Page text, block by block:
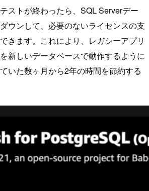
ストが終わったら、SQL Serverデー
ウンして、必要のないライセンスの支
きます。これにより、レガシーアプリ
新しいデータベースで動作するように
いた数ヶ月から2年の時間を節約する